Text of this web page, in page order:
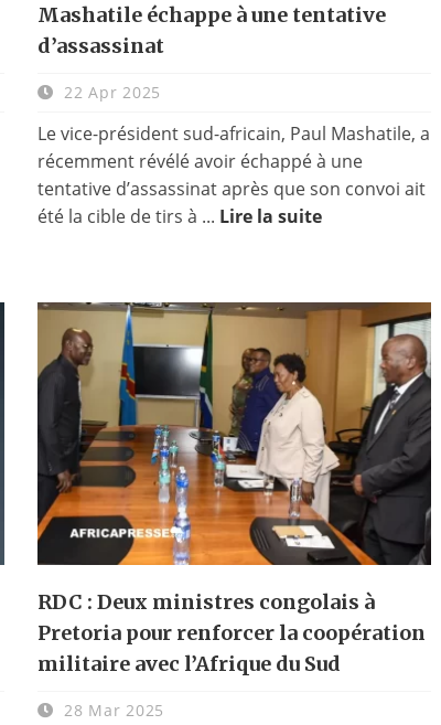
Mashatile échappe à une tentative
d’assassinat
22 Apr 2025
Le vice-président sud-africain, Paul Mashatile, a
récemment révélé avoir échappé à une
tentative d’assassinat après que son convoi ait
été la cible de tirs à ... Lire la suite
RDC : Deux ministres congolais à
Pretoria pour renforcer la coopération
militaire avec l’Afrique du Sud
28 Mar 2025